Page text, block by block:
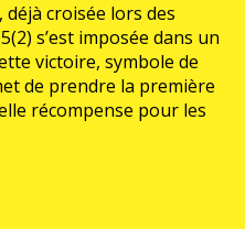
déjà croisée lors des
s’est imposée dans un
victoire, symbole de
de prendre la première
récompense pour les